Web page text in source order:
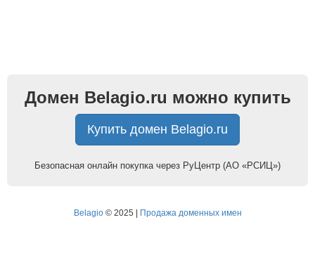
Домен Belagio.ru можно купить
Купить домен Belagio.ru
Безопасная онлайн покупка через РуЦентр (АО «РСИЦ»)
Belagio© 2025 | Продажа доменных имен